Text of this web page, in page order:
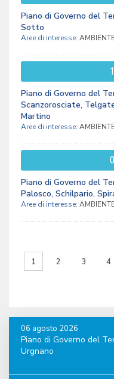
Piano di Governo del
Sotto
Aree di interesse:
Piano di Governo del
Scanzorosciate,
Martino
Aree di interesse:
Piano di Governo del
Palosco, Schilpario,
Aree di interesse:
1 2 3 4
06 agosto 2026
Piano di Governo del
Urgnano